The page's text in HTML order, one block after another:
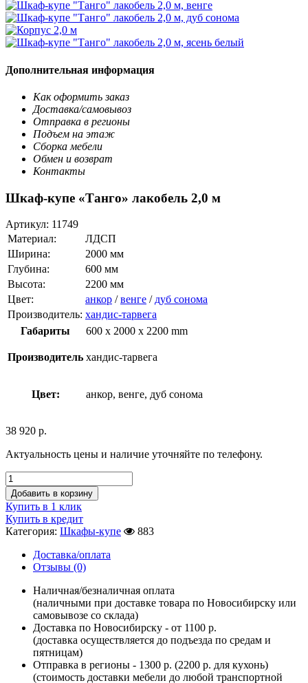
Дополнительная информация
Как оформить заказ
Доставка/самовывоз
Отправка в регионы
Подъем на этаж
Сборка мебели
Обмен и возврат
Контакты
Шкаф-купе «Танго» лакобель 2,0 м
Артикул: 11749
Материал:
ЛДСП
Ширина:
2000 мм
Глубина:
600 мм
Высота:
2200 мм
Цвет:
анкор /венге / дуб сонома
Производитель: хандис-тарвега
Габариты
600 x 2000 x 2200 mm
Производитель хандис-тарвега
Цвет: анкор, венге, дуб сонома
38 920 р.
Актуальность цены и наличие уточняйте по телефону.
Добавить в корзину
Купить в 1 клик
Купить в кредит
Категория: Шкафы-купе
883
Доставка/оплата
Отзывы (0)
Наличная/безналичная оплата
(наличными при доставке товара по Новосибирску или
самовывозе со склада)
Доставка по Новосибирску - от 1100 р.
(доставка осуществляется до подъезда по средам и
пятницам)
Отправка в регионы - 1300 р. (2200 р. для кухонь)
(стоимость доставки мебели до любой транспортной